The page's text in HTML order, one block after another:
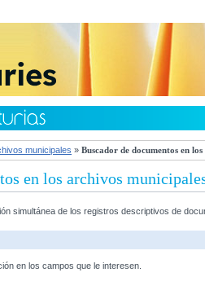
municipales » Buscador de documentos en
en los archivos
simultánea de los registros descriptivos de
en los campos que le interesen.